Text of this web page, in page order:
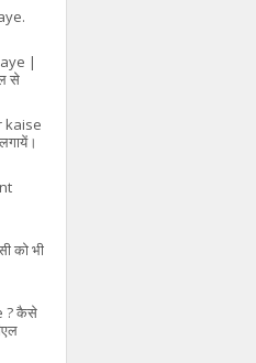
|
से
kaise
को भी
? कैसे